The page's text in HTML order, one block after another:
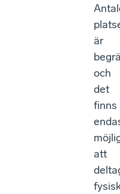
är
och
det
finns
att